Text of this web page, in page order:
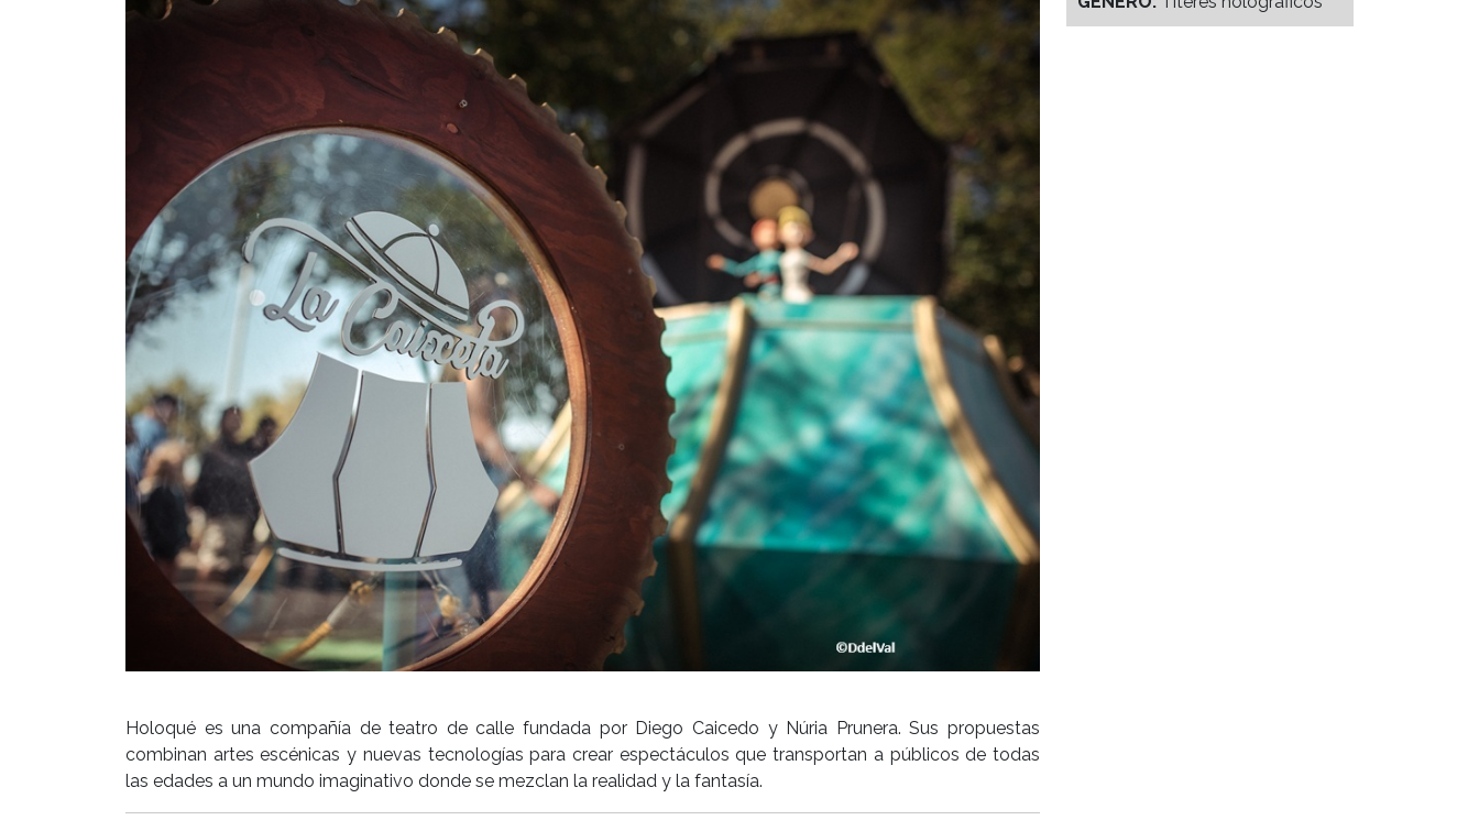
Holoqué es una compañía de teatro de calle fundada por Diego Caicedo y Núria Prunera. Sus propuestas
combinan artes escénicas y nuevas tecnologías para crear espectáculos que transportan a públicos de todas
las edades a un mundo imaginativo donde se mezclan la realidad y la fantasía.